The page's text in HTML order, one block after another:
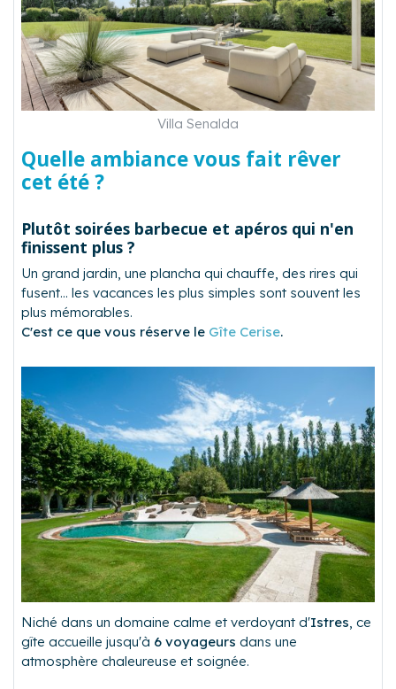
Villa Senalda
Quelle ambiance vous fait rêver
cet été ?
Plutôt soirées barbecue et apéros qui n'en
finissent plus ?
Un grand jardin, une plancha qui chauffe, des rires qui
fusent... les vacances les plus simples sont souvent les
plus mémorables.
C'est ce que vous réserve le Gîte Cerise.
Niché dans un domaine calme et verdoyant d'Istres, ce
gîte accueille jusqu'à 6 voyageurs dans une
atmosphère chaleureuse et soignée.